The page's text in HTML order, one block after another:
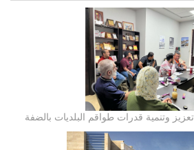
وتنمية قدرات طواقم البلديات بالضفة